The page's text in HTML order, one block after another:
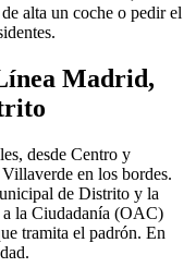
alta un coche o pedir el
Madrid,
desde Centro y
en los bordes.
de Distrito y la
la Ciudadanía (OAC)
tramita el padrón. En